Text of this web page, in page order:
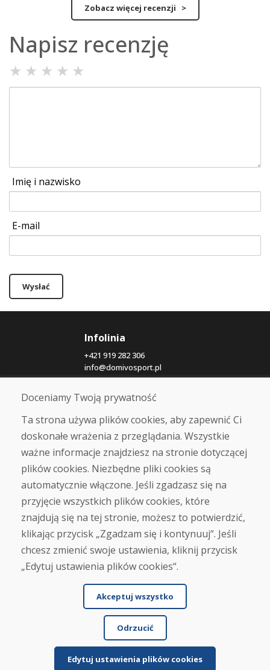
Zobacz więcej recenzji >
Napisz recenzję
★ ★ ★ ★ ★
Imię i nazwisko
E-mail
Wysłać
Infolinia
+421 919 282 306
info@domivosport.pl
O nas
Blog
O nas
Sklep
Kontakt
Zakup
Sklep internetowy
Warunki handlowe
Transport
Zapłata
Skarga
Zwrot i wymiana towaru
Ochrona danych osobowych
Cookies
Doceniamy Twoją prywatność
Ta strona używa plików cookies, aby zapewnić Ci
doskonałe wrażenia z przeglądania. Wszystkie
ważne informacje znajdziesz na stronie dotyczącej
plików cookies. Niezbędne pliki cookies są
automatycznie włączone. Jeśli zgadzasz się na
przyjęcie wszystkich plików cookies, które
znajdują się na tej stronie, możesz to potwierdzić,
klikając przycisk „Zgadzam się i kontynuuj“. Jeśli
chcesz zmienić swoje ustawienia, kliknij przycisk
„Edytuj ustawienia plików cookies“.
Akceptuj wszystko
Odrzucić
Edytuj ustawienia plików cookies